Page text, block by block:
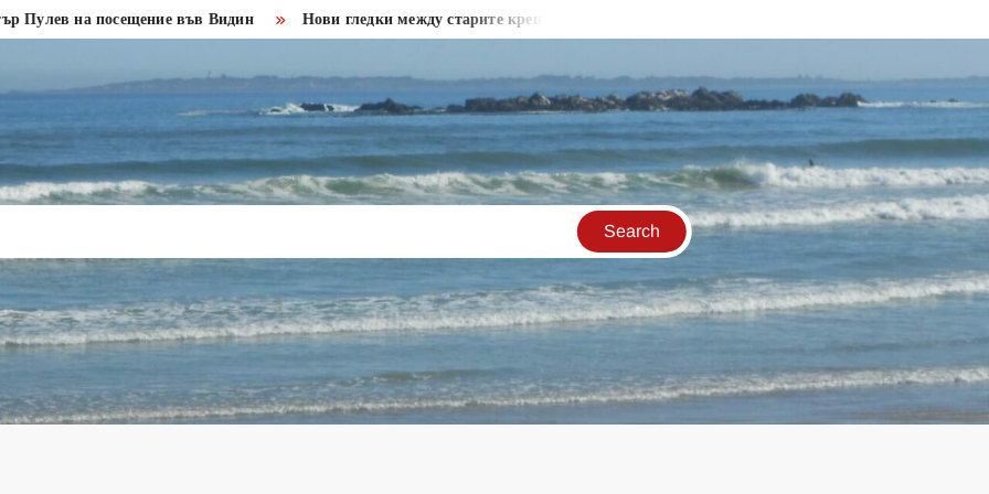
на посещение във Видин Нови гледки между старите крепостни стени във Видин